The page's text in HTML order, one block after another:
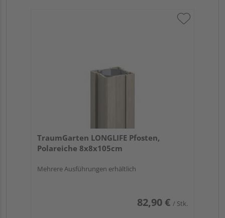
TraumGarten LONGLIFE Pfosten,
Polareiche 8x8x105cm
Mehrere Ausführungen erhältlich
82,90 € / Stk.